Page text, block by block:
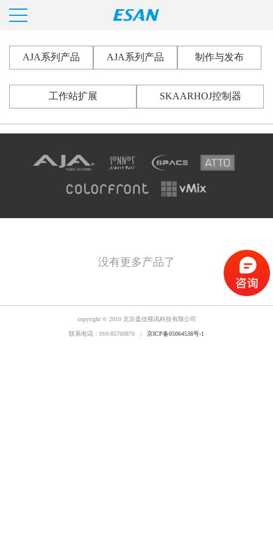
AJA系列产品 AJA系列产品 制作与发布
工作站扩展 SKAARHOJ控制器
没有更多产品了
copyright © 2010 北京盈信视讯科技有限公司
联系电话：010-85760870 | 京ICP备05064538号-1